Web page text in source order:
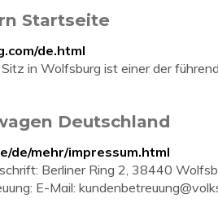
Startseite
de.html
in Wolfsburg ist einer der
Deutschland
de/mehr/impressum.html
Berliner Ring 2, 38440
E-Mail: